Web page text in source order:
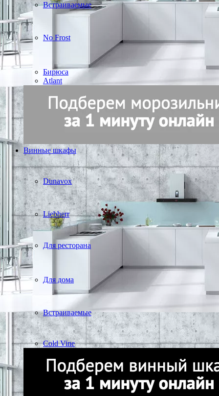
Встраиваемые
No Frost
Бирюса
Atlant
Винные шкафы
Dunavox
Liebherr
Для ресторана
Для дома
Встраиваемые
Cold Vine